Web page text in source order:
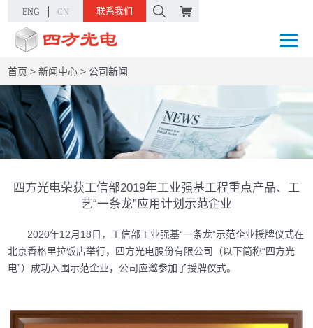
ENG CN 联系我们
首页 >新闻中心 > 公司新闻
四方光电荣获工信部2019年工业强基工程重点产品、工
艺“一条龙”应用计划示范企业
2020年12月18日，工信部工业强基“一条龙”示范企业授牌仪式在
北京香格里拉饭店举行，四方光电股份有限公司（以下简称“四方光
电”）成功入围示范企业，公司应邀参加了授牌仪式。